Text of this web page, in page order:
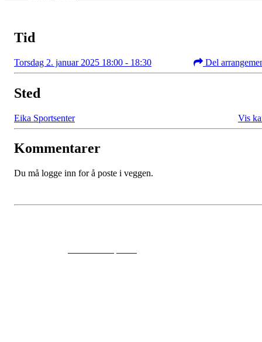
Tid
Torsdag 2. januar 2025 18:00 - 18:30 Del
Sted
Eika Sportsenter Vis
Kommentarer
Du må logge inn for å poste i veggen.